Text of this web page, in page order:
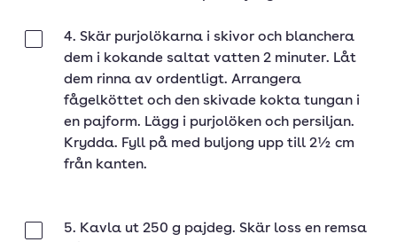
4. Skär purjolökarna i skivor och blanchera
dem i kokande saltat vatten 2 minuter. Låt
dem rinna av ordentligt. Arrangera
fågelköttet och den skivade kokta tungan i
en pajform. Lägg i purjolöken och persiljan.
Krydda. Fyll på med buljong upp till 2½ cm
från kanten.
5. Kavla ut 250 g pajdeg. Skär loss en remsa